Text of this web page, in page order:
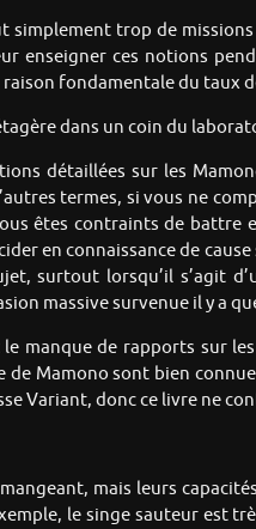
simplement trop de
enseigner ces notions
fondamentale du taux
dans un coin du
détaillées sur les
termes, si vous ne
êtes contraints de
en connaissance de
surtout lorsqu’il s’agit
massive survenue il y a
manque de rapports sur
Mamono sont bien
Variant, donc ce livre ne
mais leurs
le singe sauteur est